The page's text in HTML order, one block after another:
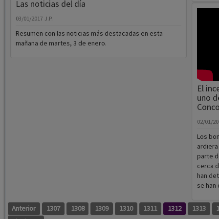
Las noticias del día
03/01/2017 J.P.
Resumen con las noticias más destacadas en esta
mañana de martes, 3 de enero.
El
uno
02/01/
Los
parte
cerca
han
se
Anterior 1307 1308 1309 1310 1311 1312 1313